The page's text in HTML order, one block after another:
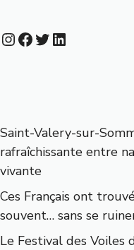
Instagram
Facebook
Twitter
LinkedIn
Saint-Valery-sur-
rafraîchissante entre
vivante
Ces Français ont
souvent… sans se
Le Festival des Voiles